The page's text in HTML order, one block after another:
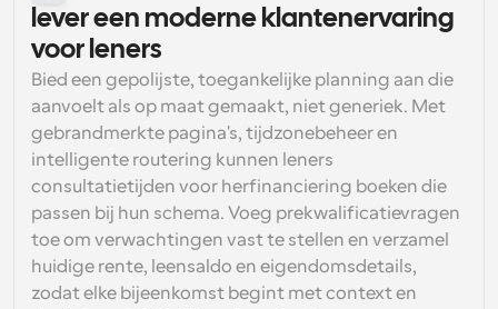
lever een moderne klantenervaring
voor leners
Bied een gepolijste, toegankelijke planning aan die
aanvoelt als op maat gemaakt, niet generiek. Met
gebrandmerkte pagina's, tijdzonebeheer en
intelligente routering kunnen leners
consultatietijden voor herfinanciering boeken die
passen bij hun schema. Voeg prekwalificatievragen
toe om verwachtingen vast te stellen en verzamel
huidige rente, leensaldo en eigendomsdetails,
zodat elke bijeenkomst begint met context en